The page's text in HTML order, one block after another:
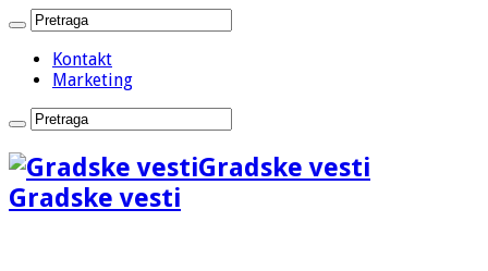
Kontakt
Marketing
Gradske vesti
Gradske vesti